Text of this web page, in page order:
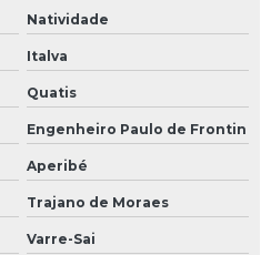
Natividade
Italva
Quatis
Engenheiro Paulo de Frontin
Aperibé
Trajano de Moraes
Varre-Sai